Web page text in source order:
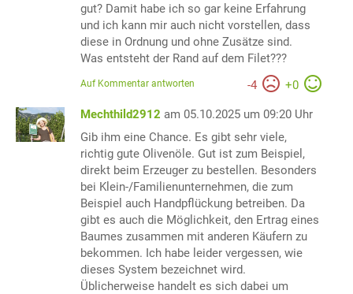
gut? Damit habe ich so gar keine Erfahrung
und ich kann mir auch nicht vorstellen, dass
diese in Ordnung und ohne Zusätze sind.
Was entsteht der Rand auf dem Filet???
-4 +0
Auf Kommentar antworten
Mechthild2912 am 05.10.2025 um 09:20 Uhr
Gib ihm eine Chance. Es gibt sehr viele,
richtig gute Olivenöle. Gut ist zum Beispiel,
direkt beim Erzeuger zu bestellen. Besonders
bei Klein-/Familienunternehmen, die zum
Beispiel auch Handpflückung betreiben. Da
gibt es auch die Möglichkeit, den Ertrag eines
Baumes zusammen mit anderen Käufern zu
bekommen. Ich habe leider vergessen, wie
dieses System bezeichnet wird.
Üblicherweise handelt es sich dabei um